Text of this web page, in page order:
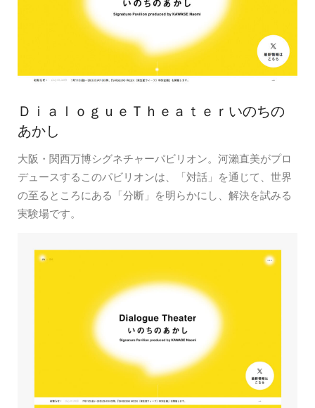
ＤｉａｌｏｇｕｅＴｈｅａｔｅｒいのちの
あかし
大阪・関西万博シグネチャーパビリオン。河瀨直美がプロ
デュースするこのパビリオンは、「対話」を通じて、世界
の至るところにある「分断」を明らかにし、解決を試みる
実験場です。